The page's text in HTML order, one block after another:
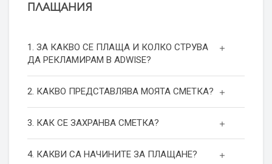
ПЛАЩАНИЯ
1. ЗА КАКВО СЕ ПЛАЩА И КОЛКО СТРУВА
ДА РЕКЛАМИРАМ В ADWISE?
2. КАКВО ПРЕДСТАВЛЯВА МОЯТА СМЕТКА?
3. КАК СЕ ЗАХРАНВА СМЕТКА?
4. КАКВИ СА НАЧИНИТЕ ЗА ПЛАЩАНЕ?